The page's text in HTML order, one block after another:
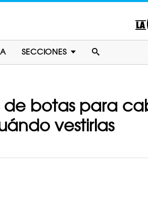
SECCIONES
de botas para
vestirlas